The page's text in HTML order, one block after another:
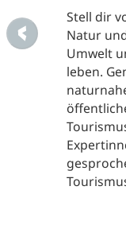
Stell dir
Natur
Umwelt
leben.